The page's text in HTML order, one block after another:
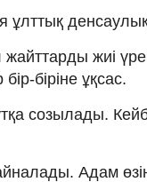
денсаулық
жиі
біріне ұқсас.
созылады.
Адам